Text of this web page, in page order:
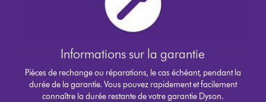
Informations sur la garantie
Pièces de rechange ou réparations, le cas échéant, pendant la
durée de la garantie. Vous pouvez rapidement et facilement
connaître la durée restante de votre garantie Dyson.